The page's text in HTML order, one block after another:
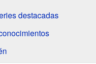
destacadas